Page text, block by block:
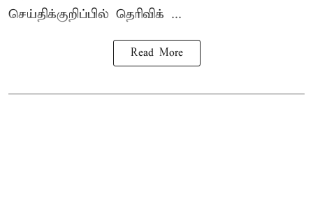
செய்திக்குறிப்பில் தெரிவிக் ...
Read More